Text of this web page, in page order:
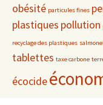
obésité particules fines
plastiques pollution
recyclage des plastiques
tablettes taxe carbone
écocide